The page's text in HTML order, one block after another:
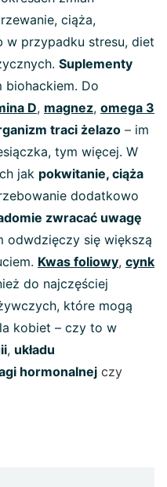
ciąża,
w przypadku stresu, diet
Suplementy
biohackiem. Do
D, magnez, omega 3
traci żelazo – im
tym więcej. W
jak pokwitanie, ciąża
dodatkowo
zwracać uwagę
odwdzięczy się większą
. Kwas foliowy, cynk
do najczęściej
które mogą
kobiet – czy to w
, układu
hormonalnej czy